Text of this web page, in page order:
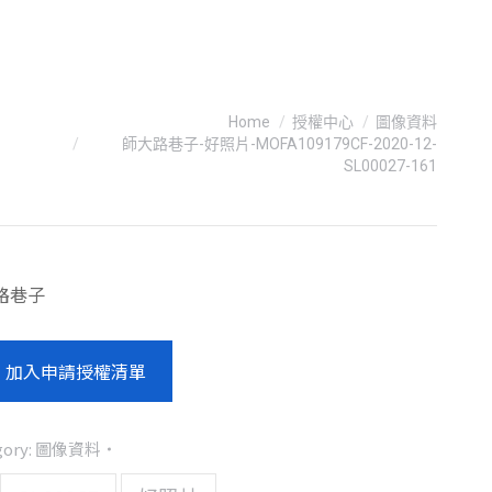
Home 授權中心
圖像資料
師大路巷子-好照片-MOFA109179CF-2020-12-
SL00027-161
巷子
加入申請授權清單
圖像資料